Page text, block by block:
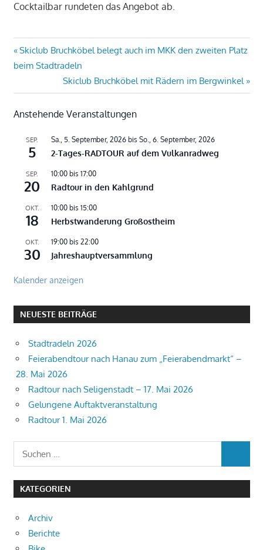
Cocktailbar rundeten das Angebot ab.
Beitragsnavigation
Vorheriger
Beitrag:
Skiclub Bruchköbel belegt auch im MKK den zweiten Platz
beim Stadtradeln
Nächster
Beitrag:
Skiclub Bruchköbel mit Rädern im Bergwinkel
Anstehende Veranstaltungen
SEP.
5
Sa., 5. September, 2026bis So., 6. September, 2026
2-Tages-RADTOUR auf dem Vulkanradweg
SEP.
20
10:00bis 17:00
Radtour in den Kahlgrund
OKT.
18
10:00bis 15:00
Herbstwanderung Großostheim
OKT.
30
19:00bis 22:00
Jahreshauptversammlung
Kalender anzeigen
NEUESTE BEITRÄGE
Stadtradeln 2026
Feierabendtour nach Hanau zum „Feierabendmarkt“ –
28. Mai 2026
Radtour nach Seligenstadt – 17. Mai 2026
Gelungene Auftaktveranstaltung
Radtour 1. Mai 2026
Suchen
nach:
KATEGORIEN
Archiv
Berichte